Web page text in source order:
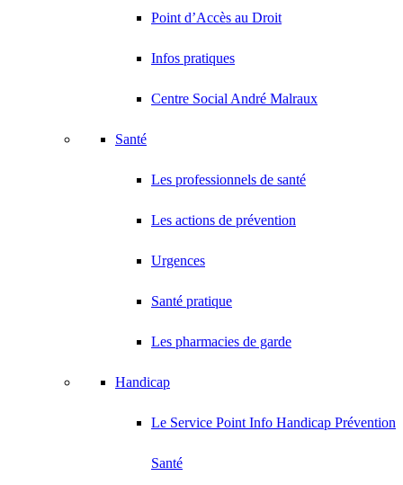
Point d’Accès au Droit
Infos pratiques
Centre Social André Malraux
Santé
Les professionnels de santé
Les actions de prévention
Urgences
Santé pratique
Les pharmacies de garde
Handicap
Le Service Point Info Handicap Prévention
Santé